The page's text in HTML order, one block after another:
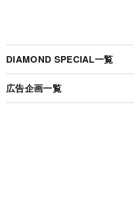
DIAMOND SPECIAL一覧
広告企画一覧